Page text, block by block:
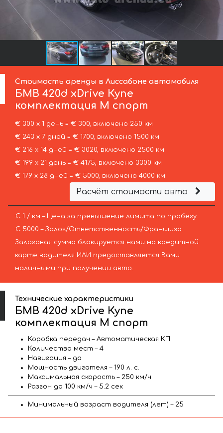
Стоимость аренды в Лиссабоне автомобиля
БМВ 420d xDrive Купе
комплектация М спорт
€ 300 х 1 день = € 300, включено 250 км
€ 243 х 7 дней = € 1700, включено 1500 км
€ 216 х 14 дней = € 3020, включено 2500 км
€ 199 х 21 день = € 4175, включено 3300 км
€ 179 х 28 дней = € 5000, включено 4000 км
Расчёт стоимости авто
€ 1 / км – Цена за превышение лимита по пробегу
€ 5000 – Залог/Ответственность/Франшиза.
Залоговая сумма блокируется нами на кредитной
карте водителя ИЛИ предоставляется Вами
наличными при получении авто.
Технические характеристики
БМВ 420d xDrive Купе
комплектация М спорт
Коробка передач – Автоматическая КП
Количество мест – 4
Навигация – да
Мощность двигателя – 190 л. с.
Максимальная скорость – 250 км/ч
Разгон до 100 км/ч – 5.2 сек
Минимальный возраст водителя (лет) – 25